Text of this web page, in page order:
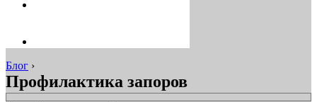
Блог ›
Профилактика запоров